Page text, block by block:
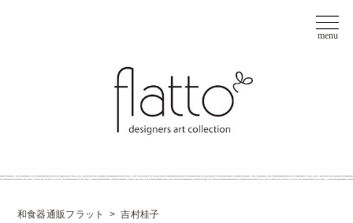
和食器通販フラット >吉村桂子